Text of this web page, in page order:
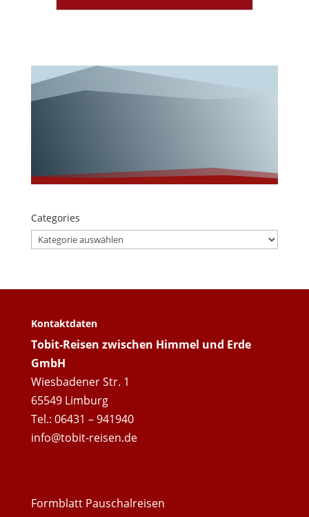
Categories
Categories
Kontaktdaten
Tobit-Reisen zwischen Himmel und Erde
GmbH
Wiesbadener Str. 1
65549 Limburg
Tel.: 06431 – 941940
info@tobit-reisen.de
Formblatt Pauschalreisen